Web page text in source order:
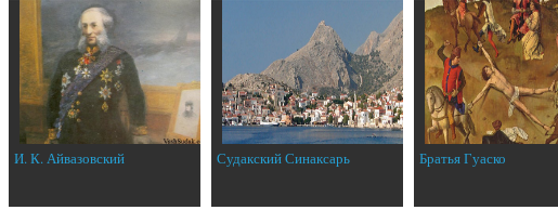
И. К. Айвазовский Судакский Синаксарь Братья Гуаско